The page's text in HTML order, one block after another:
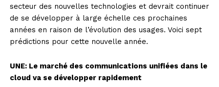
secteur des nouvelles technologies et devrait continuer
de se développer à large échelle ces prochaines
années en raison de l’évolution des usages. Voici sept
prédictions pour cette nouvelle année.
UNE: Le marché des communications unifiées dans le
cloud va se développer rapidement